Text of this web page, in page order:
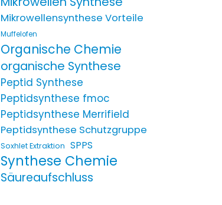
Mikrowellensynthese Vorteile
Muffelofen
Organische Chemie
organische Synthese
Peptid Synthese
Peptidsynthese fmoc
Peptidsynthese Merrifield
Peptidsynthese Schutzgruppe
Soxhlet Extraktion SPPS
Synthese Chemie
Säureaufschluss